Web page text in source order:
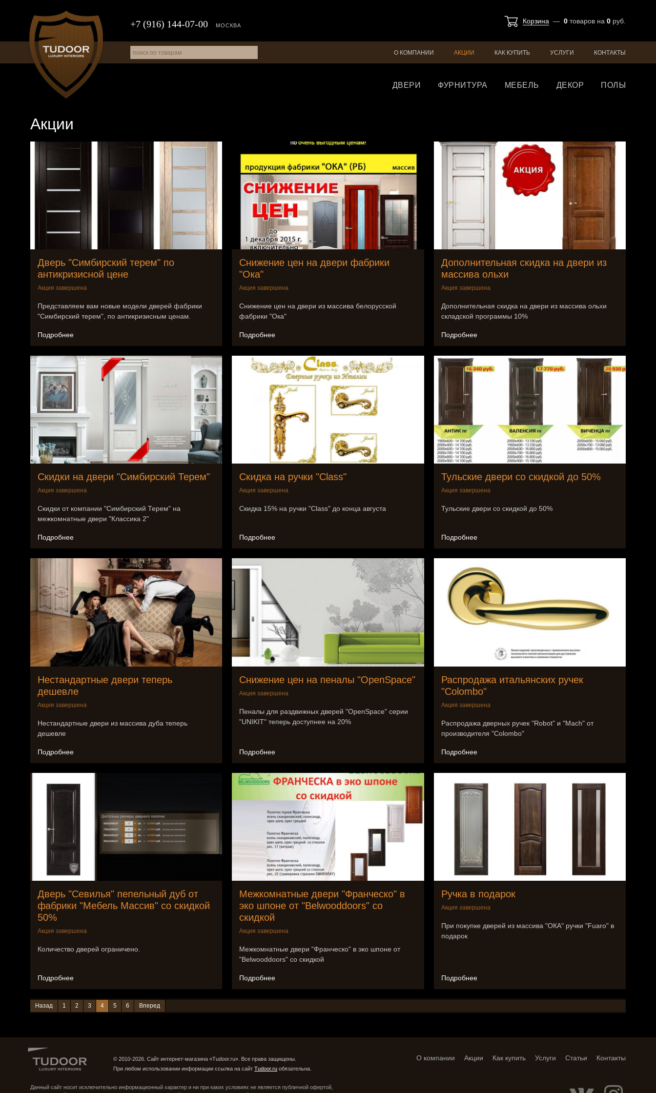
Корзина — 0 товаров на 0 руб.
+7 (916) 144-07-00 МОСКВА
О КОМПАНИИ АКЦИИ КАК КУПИТЬ УСЛУГИ КОНТАКТЫ
ДВЕРИ ФУРНИТУРА МЕБЕЛЬ ДЕКОР ПОЛЫ
Акции
Дверь "Симбирский терем" по
антикризисной цене
Акция завершена
Представляем вам новые модели дверей фабрики
"Симбирский терем", по антикризисным ценам.
Подробнее
Снижение цен на двери фабрики
"Ока"
Акция завершена
Снижение цен на двери из массива белорусской
фабрики "Ока"
Подробнее
Дополнительная скидка на двери из
массива ольхи
Акция завершена
Дополнительная скидка на двери из массива ольхи
складской программы 10%
Подробнее
Скидки на двери "Симбирский Терем"
Акция завершена
Скидки от компании "Симбирский Терем" на
межкомнатные двери "Классика 2"
Подробнее
Скидка на ручки "Class"
Акция завершена
Скидка 15% на ручки "Class" до конца августа
Подробнее
Тульские двери со скидкой до 50%
Акция завершена
Тульские двери со скидкой до 50%
Подробнее
Нестандартные двери теперь
дешевле
Акция завершена
Нестандартные двери из массива дуба теперь
дешевле
Подробнее
Снижение цен на пеналы "OpenSpace"
Акция завершена
Пеналы для раздвижных дверей "OpenSpace" серии
"UNIKIT" теперь доступнее на 20%
Подробнее
Распродажа итальянских ручек
"Colombo"
Акция завершена
Распродажа дверных ручек "Robot" и "Mach" от
производителя "Colombo"
Подробнее
Дверь "Севилья" пепельный дуб от
фабрики "Мебель Массив" со скидкой
50%
Акция завершена
Количество дверей ограничено.
Подробнее
Межкомнатные двери "Франческо" в
эко шпоне от "Belwooddoors" со
скидкой
Акция завершена
Межкомнатные двери "Франческо" в эко шпоне от
"Belwooddoors" со скидкой
Подробнее
Ручка в подарок
Акция завершена
При покупке дверей из массива "ОКА" ручки "Fuaro" в
подарок
Подробнее
Назад 1 2 3 4 5 6 Вперед
О компании Акции Как купить Услуги Статьи Контакты
© 2010-2026. Сайт интернет-магазина «Tudoor.ru». Все права защищены.
При любом использовании информации ссылка на сайт Tudoor.ru обязательна.
Данный сайт носит исключительно информационный характер и ни при каких условиях не является публичной офертой,
Группа ВКонтактеСтраница в Instagram